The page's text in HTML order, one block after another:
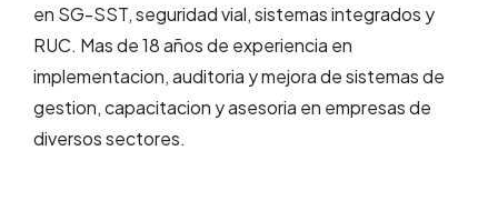
en SG-SST, seguridad vial, sistemas integrados y
RUC. Mas de 18 años de experiencia en
implementacion, auditoria y mejora de sistemas de
gestion, capacitacion y asesoria en empresas de
diversos sectores.